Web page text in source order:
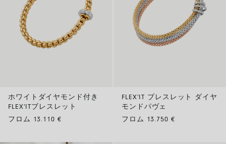
ホワイトダイヤモンド付き
FLEX’ITブレスレット
フロム 13.110 €
FLEX’IT ブレスレット ダイヤ
モンドパヴェ
フロム 13.750 €